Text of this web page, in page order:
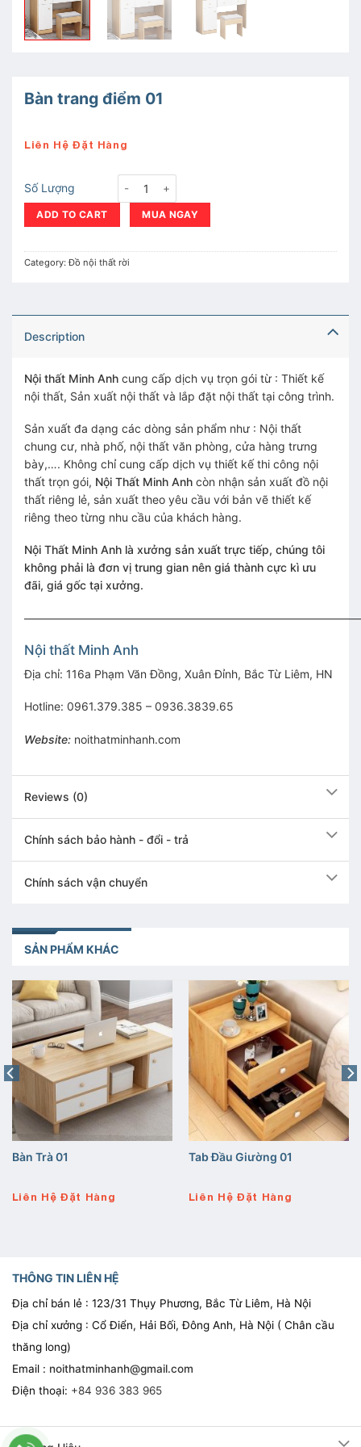
Bàn trang điểm 01
Liên Hệ Đặt Hàng
Số Lượng Bàn trang điểm 01 quantity
ADD TO CART MUA NGAY
Category:Đồ nội thất rời
Description
Nội thất Minh Anh cung cấp dịch vụ trọn gói từ : Thiết kế
nội thất, Sản xuất nội thất và lắp đặt nội thất tại công trình.
Sản xuất đa dạng các dòng sản phẩm như : Nội thất
chung cư, nhà phố, nội thất văn phòng, cửa hàng trưng
bày,…. Không chỉ cung cấp dịch vụ thiết kế thi công nội
thất trọn gói, Nội Thất Minh Anh còn nhận sản xuất đồ nội
thất riêng lẻ, sản xuất theo yêu cầu với bản vẽ thiết kế
riêng theo từng nhu cầu của khách hàng.
Nội Thất Minh Anh là xưởng sản xuất trực tiếp, chúng tôi
không phải là đơn vị trung gian nên giá thành cực kì ưu
đãi, giá gốc tại xưởng.
Nội thất Minh Anh
Địa chỉ: 116a Phạm Văn Đồng, Xuân Đỉnh, Bắc Từ Liêm, HN
Hotline: 0961.379.385 – 0936.3839.65
Website: noithatminhanh.com
Reviews (0)
Chính sách bảo hành - đổi - trả
Chính sách vận chuyển
SẢN PHẨM KHÁC
Bàn Trà 01
Liên Hệ Đặt Hàng
Tab Đầu Giường 01
Liên Hệ Đặt Hàng
THÔNG TIN LIÊN HỆ
Địa chỉ bán lẻ : 123/31 Thụy Phương, Bắc Từ Liêm, Hà Nội
Địa chỉ xưởng : Cổ Điển, Hải Bối, Đông Anh, Hà Nội ( Chân cầu
thăng long)
Email : noithatminhanh@gmail.com
Điện thoại: +84 936 383 965